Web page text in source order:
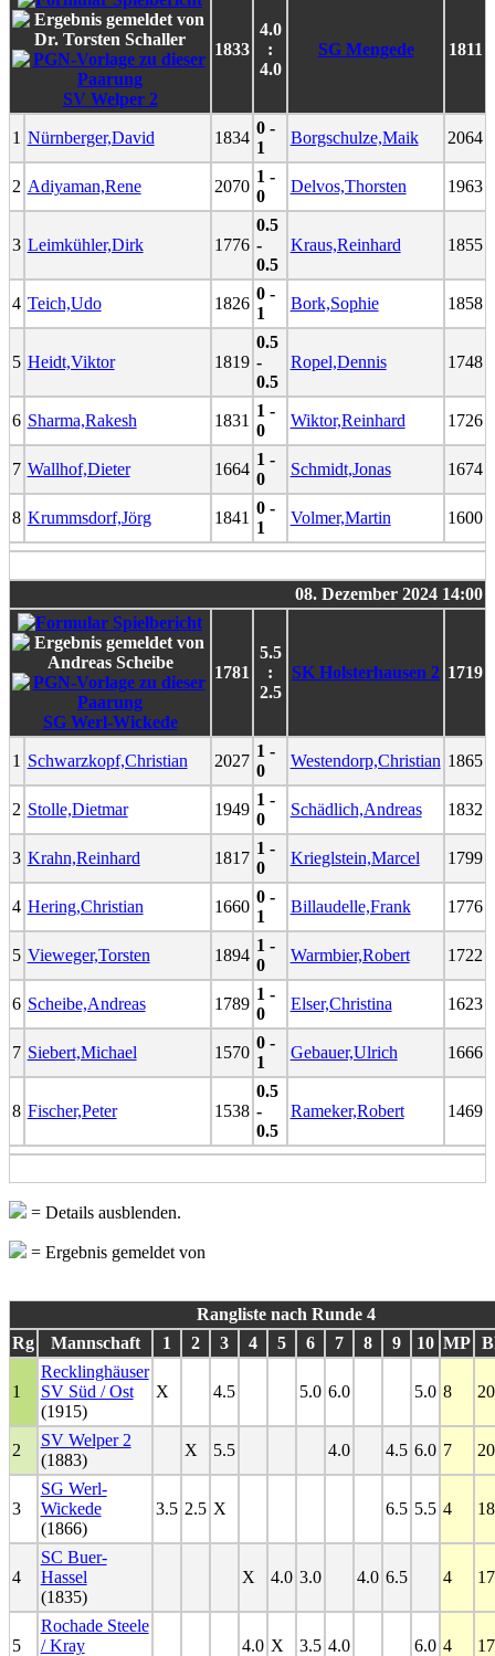
SV Welper 2
1833
4.0
:
4.0
SG Mengede 1811
1 Nürnberger,David 1834
0 -
1
Borgschulze,Maik 2064
2 Adiyaman,Rene 2070
1 -
0
Delvos,Thorsten 1963
3 Leimkühler,Dirk 1776
0.5
-
0.5
Kraus,Reinhard 1855
4 Teich,Udo 1826
0 -
1
Bork,Sophie 1858
5 Heidt,Viktor 1819
0.5
-
0.5
Ropel,Dennis 1748
6 Sharma,Rakesh 1831
1 -
0
Wiktor,Reinhard 1726
7 Wallhof,Dieter 1664
1 -
0
Schmidt,Jonas 1674
8 Krummsdorf,Jörg 1841
0 -
1
Volmer,Martin 1600
08. Dezember 2024 14:00
SG Werl-Wickede
1781
5.5
:
2.5
SK Holsterhausen 2 1719
1 Schwarzkopf,Christian 2027
1 -
0
Westendorp,Christian 1865
2 Stolle,Dietmar 1949
1 -
0
Schädlich,Andreas 1832
3 Krahn,Reinhard 1817
1 -
0
Krieglstein,Marcel 1799
4 Hering,Christian 1660
0 -
1
Billaudelle,Frank 1776
5 Vieweger,Torsten 1894
1 -
0
Warmbier,Robert 1722
6 Scheibe,Andreas 1789
1 -
0
Elser,Christina 1623
7 Siebert,Michael 1570
0 -
1
Gebauer,Ulrich 1666
8 Fischer,Peter 1538
0.5
-
0.5
Rameker,Robert 1469
= Details ausblenden.
= Ergebnis gemeldet von
Rangliste nach Runde 4
Rg
Mannschaft 1 2 3 4 5 6 7 8 9 10 MP
1
Recklinghäuser
SV Süd / Ost
(1915)
X 4.5 5.0 6.0 5.0 8
2
SV Welper 2
(1883)
X 5.5 4.0 4.5 6.0 7
3
SG Werl-
Wickede
(1866)
3.5 2.5 X 6.5 5.5 4
4
SC Buer-
Hassel
(1835)
X 4.0 3.0 4.0 6.5 4
5
Rochade Steele
/ Kray
4.0 X 3.5 4.0 6.0 4